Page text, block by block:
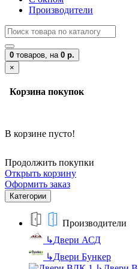
Производители
0 товаров, на 0 р.
×
Корзина покупок
В корзине пусто!
Продолжить покупки
Открыть корзину
Оформить заказ
Категории
Производители
↳Двери АСД
↳Двери Бункер